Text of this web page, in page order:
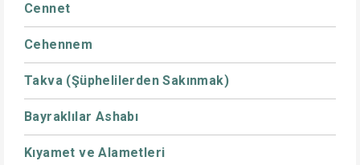
Cennet
Cehennem
Takva (Şüphelilerden Sakınmak)
Bayraklılar Ashabı
Kıyamet ve Alametleri